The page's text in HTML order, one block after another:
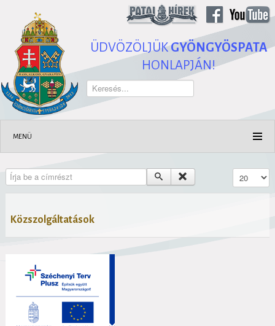
ÜDVÖZÖLJÜKGYÖNGYÖSPATA
HONLAPJÁN!
Keresés...
MENÜ
Írja be a címrészt
Közszolgáltatások